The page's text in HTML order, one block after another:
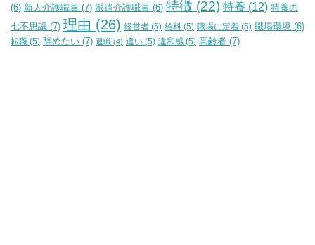
(6) 新人介護職員 (7) 派遣介護職員 (6) 特徴 (22) 特養 (12) 特養の
七不思議 (7) 理由 (26) 経営者 (5) 給料 (5) 職場に定着 (5) 職場環境 (6)
転職 (5) 辞めたい (7) 退職 (4) 違い (5) 違和感 (5) 高齢者 (7)